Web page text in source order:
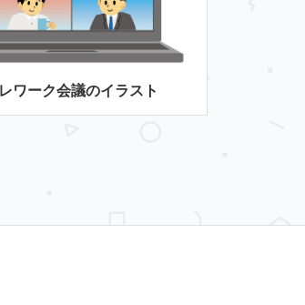
ワーク会議のイラスト